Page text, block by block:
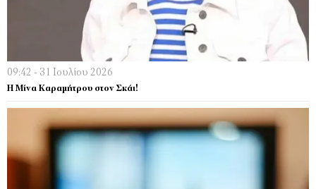
09:42 - 31 Ιουλίου 2026
Η Μίνα Καραμήτρου στον Σκάι!